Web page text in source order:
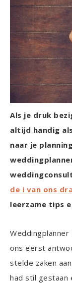
Als je druk
altijd handig
naar je
de i van ons
leerzame tips
ons eerst
stelde zaken
had stil gestaan